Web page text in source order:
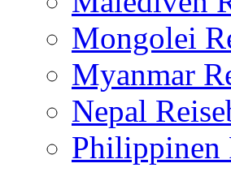
Mongolei
Myanmar
Nepal
Philippinen